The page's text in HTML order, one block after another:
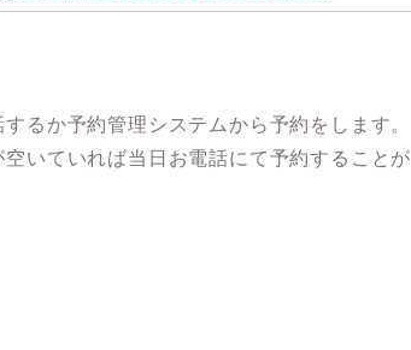
るか予約管理システムから予約をします。
いていれば当日お電話にて予約することが